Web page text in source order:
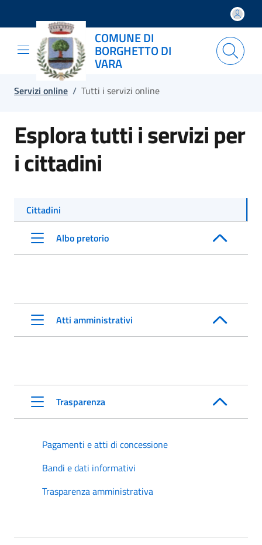
Salta e vai al contenuto
Salta e vai al footer
COMUNE DI
BORGHETTO DI
VARA
Servizi online / Tutti i servizi online
Esplora tutti i servizi per
i cittadini
Cittadini
Albo pretorio
Atti amministrativi
Trasparenza
Pagamenti e atti di concessione
Bandi e dati informativi
Trasparenza amministrativa